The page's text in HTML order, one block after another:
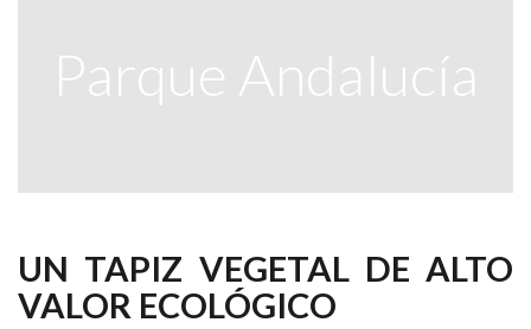
Parque Andalucía
UN TAPIZ VEGETAL DE ALTO
VALOR ECOLÓGICO